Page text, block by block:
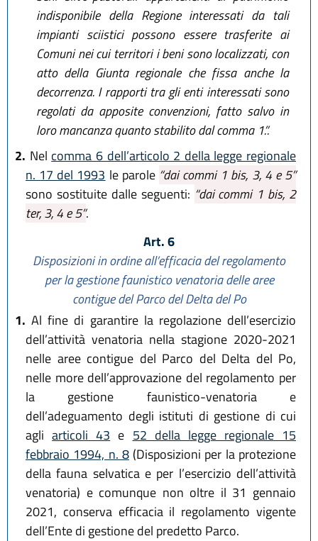
indisponibile della Regione interessati da tali
impianti sciistici possono essere trasferite ai
Comuni nei cui territori i beni sono localizzati, con
atto della Giunta regionale che fissa anche la
decorrenza. I rapporti tra gli enti interessati sono
regolati da apposite convenzioni, fatto salvo in
loro mancanza quanto stabilito dal comma 1.”.
2. Nel comma 6 dell’articolo 2 della legge regionale
n. 17 del 1993 le parole “dai commi 1 bis, 3, 4 e 5”
sono sostituite dalle seguenti: “dai commi 1 bis, 2
ter, 3, 4 e 5”.
Art. 6
Disposizioni in ordine all’efficacia del regolamento
per la gestione faunistico venatoria delle aree
contigue del Parco del Delta del Po
1. Al fine di garantire la regolazione dell’esercizio
dell’attività venatoria nella stagione 2020-2021
nelle aree contigue del Parco del Delta del Po,
nelle more dell’approvazione del regolamento per
la gestione faunistico-venatoria e
dell’adeguamento degli istituti di gestione di cui
agliarticoli 43 e 52 della legge regionale 15
febbraio 1994, n. 8(Disposizioni per la protezione
della fauna selvatica e per l’esercizio dell’attività
venatoria) e comunque non oltre il 31 gennaio
2021, conserva efficacia il regolamento vigente
dell’Ente di gestione del predetto Parco.